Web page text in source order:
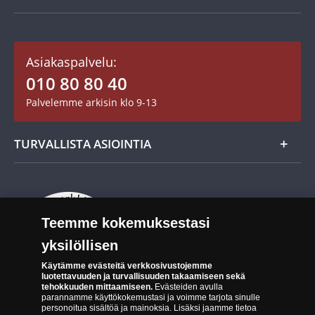
Keräilytarvikkeet
Mitalit
Asiakastili / Omat sivut
Toimitusehdot
Maksutavat
Evästeet Suomen Monetan verkkokaupassa
Tuotteiden toimittaminen
Asiakaspalvelu:
010 80 80 40
Palvelemme arkisin klo 9-13
TURVALLISTA ASIOINTIA
Aitous- ja laatutakuu
Teemme kokemuksestasi
yksilöllisen
Käytämme evästeitä verkkosivustojemme
luotettavuuden ja turvallisuuden takaamiseen sekä
tehokkuuden mittaamiseen.Evästeiden avulla
parannamme käyttökokemustasi ja voimme tarjota sinulle
personoitua sisältöä ja mainoksia. Lisäksi jaamme tietoa